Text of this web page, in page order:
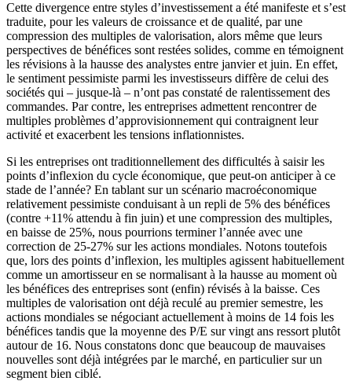
Cette divergence entre styles d’investissement a été manifeste et s’est
traduite, pour les valeurs de croissance et de qualité, par une
compression des multiples de valorisation, alors même que leurs
perspectives de bénéfices sont restées solides, comme en témoignent
les révisions à la hausse des analystes entre janvier et juin. En effet,
le sentiment pessimiste parmi les investisseurs diffère de celui des
sociétés qui – jusque-là – n’ont pas constaté de ralentissement des
commandes. Par contre, les entreprises admettent rencontrer de
multiples problèmes d’approvisionnement qui contraignent leur
activité et exacerbent les tensions inflationnistes.
Si les entreprises ont traditionnellement des difficultés à saisir les
points d’inflexion du cycle économique, que peut-on anticiper à ce
stade de l’année? En tablant sur un scénario macroéconomique
relativement pessimiste conduisant à un repli de 5% des bénéfices
(contre +11% attendu à fin juin) et une compression des multiples,
en baisse de 25%, nous pourrions terminer l’année avec une
correction de 25-27% sur les actions mondiales. Notons toutefois
que, lors des points d’inflexion, les multiples agissent habituellement
comme un amortisseur en se normalisant à la hausse au moment où
les bénéfices des entreprises sont (enfin) révisés à la baisse. Ces
multiples de valorisation ont déjà reculé au premier semestre, les
actions mondiales se négociant actuellement à moins de 14 fois les
bénéfices tandis que la moyenne des P/E sur vingt ans ressort plutôt
autour de 16. Nous constatons donc que beaucoup de mauvaises
nouvelles sont déjà intégrées par le marché, en particulier sur un
segment bien ciblé.